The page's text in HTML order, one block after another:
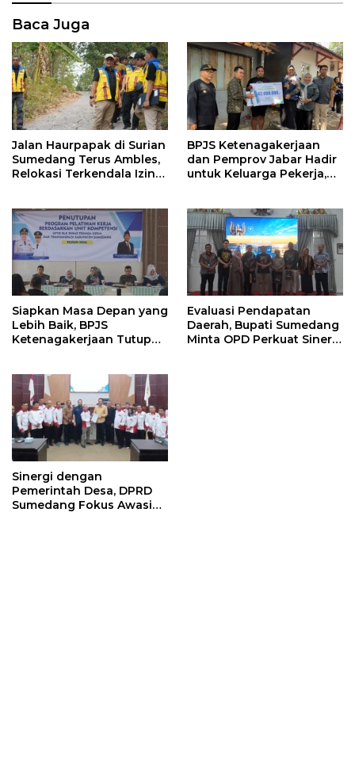
Baca Juga
Jalan Haurpapak di Surian
Sumedang Terus Ambles,
Relokasi Terkendala Izin
BPJS Ketenagakerjaan
dan Pemprov Jabar Hadir
untuk Keluarga Pekerja,
Siapkan Masa Depan yang
Lebih Baik, BPJS
Ketenagakerjaan Tutup
Evaluasi Pendapatan
Daerah, Bupati Sumedang
Minta OPD Perkuat Sinergi
Sinergi dengan
Pemerintah Desa, DPRD
Sumedang Fokus Awasi